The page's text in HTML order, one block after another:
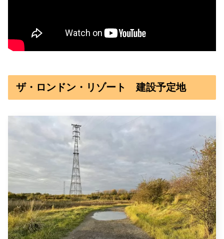
ザ・ロンドン・リゾート 建設予定地